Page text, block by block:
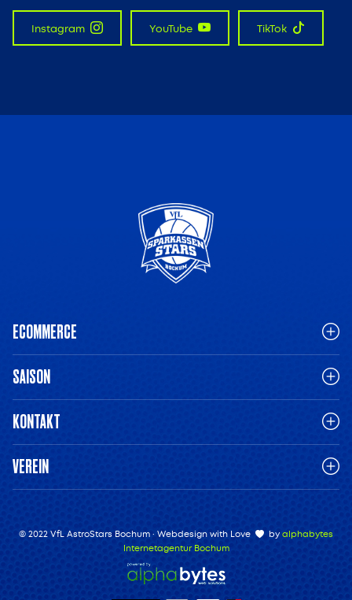
Instagram YouTube TikTok
ECOMMERCE
SAISON
KONTAKT
VEREIN
© 2022 VfL AstroStars Bochum · Webdesign with Love by alphabytes
Internetagentur Bochum